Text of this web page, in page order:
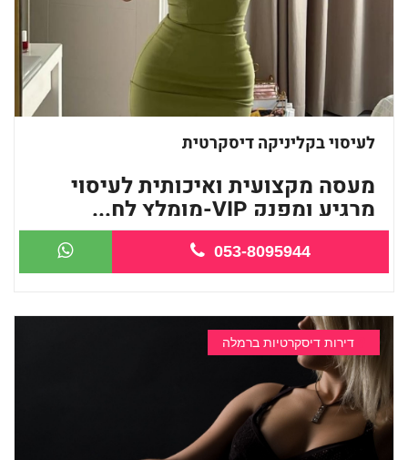
לעיסוי בקליניקה דיסקרטית
מעסה מקצועית ואיכותית לעיסוי
מרגיע ומפנק VIP-מומלץ לח...
053-8095944
דירות דיסקרטיות ברמלה